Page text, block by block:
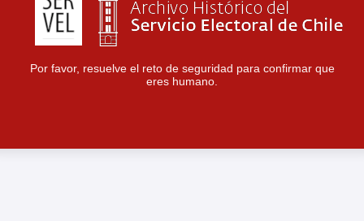
Por favor, resuelve el reto de seguridad para confirmar que
eres humano.